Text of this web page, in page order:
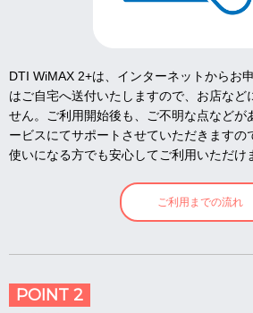
DTI WiMAX 2+は、インターネットからお
はご自宅へ送付いたしますので、お店など
せん。ご利用開始後も、ご不明な点などが
ービスにてサポートさせていただきますの
使いになる方でも安心してご利用いただけ
ご利用までの流れ
POINT 2